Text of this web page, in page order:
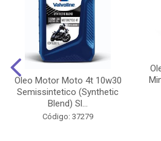
Oleo Motor Moto 4t 10w30
Semissintetico (Synthetic
Blend) Sl...
Código: 37279